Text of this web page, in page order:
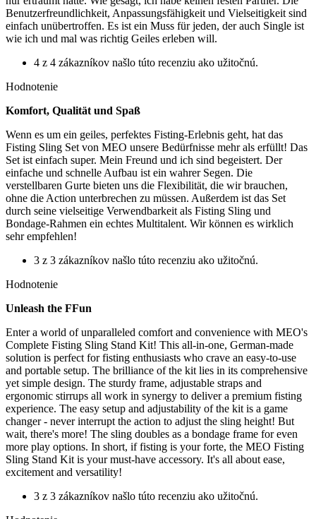
Benutzerfreundlichkeit, Anpassungsfähigkeit und Vielseitigkeit sind
einfach unübertroffen. Es ist ein Muss für jeden, der auch Single ist
wie ich und mal was richtig Geiles erleben will.
4 z 4 zákazníkov našlo túto recenziu ako užitočnú.
Hodnotenie
Komfort, Qualität und Spaß
Wenn es um ein geiles, perfektes Fisting-Erlebnis geht, hat das
Fisting Sling Set von MEO unsere Bedürfnisse mehr als erfüllt! Das
Set ist einfach super. Mein Freund und ich sind begeistert. Der
einfache und schnelle Aufbau ist ein wahrer Segen. Die
verstellbaren Gurte bieten uns die Flexibilität, die wir brauchen,
ohne die Action unterbrechen zu müssen. Außerdem ist das Set
durch seine vielseitige Verwendbarkeit als Fisting Sling und
Bondage-Rahmen ein echtes Multitalent. Wir können es wirklich
sehr empfehlen!
3 z 3 zákazníkov našlo túto recenziu ako užitočnú.
Hodnotenie
Unleash the FFun
Enter a world of unparalleled comfort and convenience with MEO's
Complete Fisting Sling Stand Kit! This all-in-one, German-made
solution is perfect for fisting enthusiasts who crave an easy-to-use
and portable setup. The brilliance of the kit lies in its comprehensive
yet simple design. The sturdy frame, adjustable straps and
ergonomic stirrups all work in synergy to deliver a premium fisting
experience. The easy setup and adjustability of the kit is a game
changer - never interrupt the action to adjust the sling height! But
wait, there's more! The sling doubles as a bondage frame for even
more play options. In short, if fisting is your forte, the MEO Fisting
Sling Stand Kit is your must-have accessory. It's all about ease,
excitement and versatility!
3 z 3 zákazníkov našlo túto recenziu ako užitočnú.